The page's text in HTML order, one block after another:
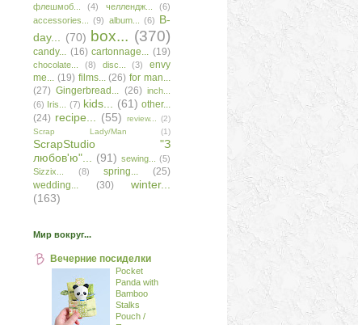
флешмоб... (4) челлендж...
(6)
accessories...
(9) album... (6) B-
day...
(70) box... (370)
candy... (16) cartonnage... (19)
chocolate... (8) disc... (3)
envy
me... (19) films... (26) for man...
(27) Gingerbread... (26) inch...
(6) Iris... (7) kids... (61) other...
(24) recipe... (55) review...
(2)
Scrap Lady/Man
(1)
ScrapStudio "З
любов'ю"...
(91) sewing...
(5)
Sizzix...
(8) spring...
(25)
wedding...
(30)
winter...
(163)
Мир вокруг...
Вечерние посиделки
Pocket
Panda with
Bamboo
Stalks
Pouch /